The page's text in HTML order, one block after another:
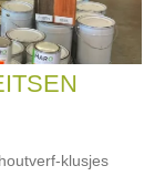
klusjes